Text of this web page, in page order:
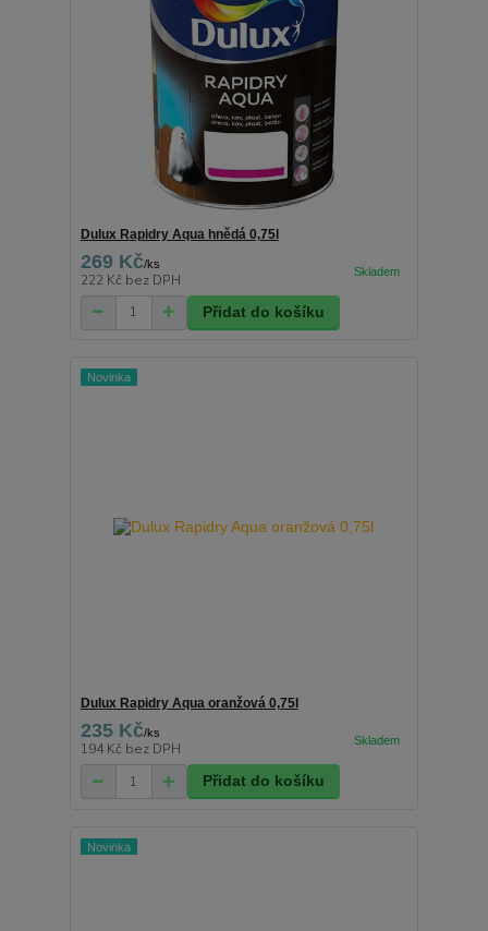
Dulux Rapidry Aqua hnědá 0,75l
269 Kč/ks
222 Kč bez DPH
Přidat do košíku
Novinka
Dulux Rapidry Aqua oranžová 0,75l
235 Kč/ks
194 Kč bez DPH
Přidat do košíku
Novinka